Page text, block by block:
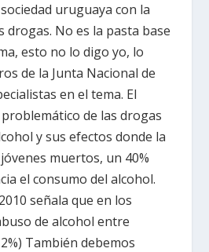
uruguaya con la
drogas. No es la pasta base
esto no lo digo yo, lo
de la Junta Nacional de
en el tema. El
de las drogas
y sus efectos donde la
muertos, un 40%
el consumo del alcohol.
señala que en los
de alcohol entre
También debemos